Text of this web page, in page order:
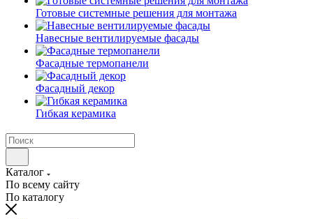
Готовые системные решения для монтажа
Навесные вентилируемые фасады
Фасадные термопанели
Фасадный декор
Гибкая керамика
Каталог
По всему сайту
По каталогу